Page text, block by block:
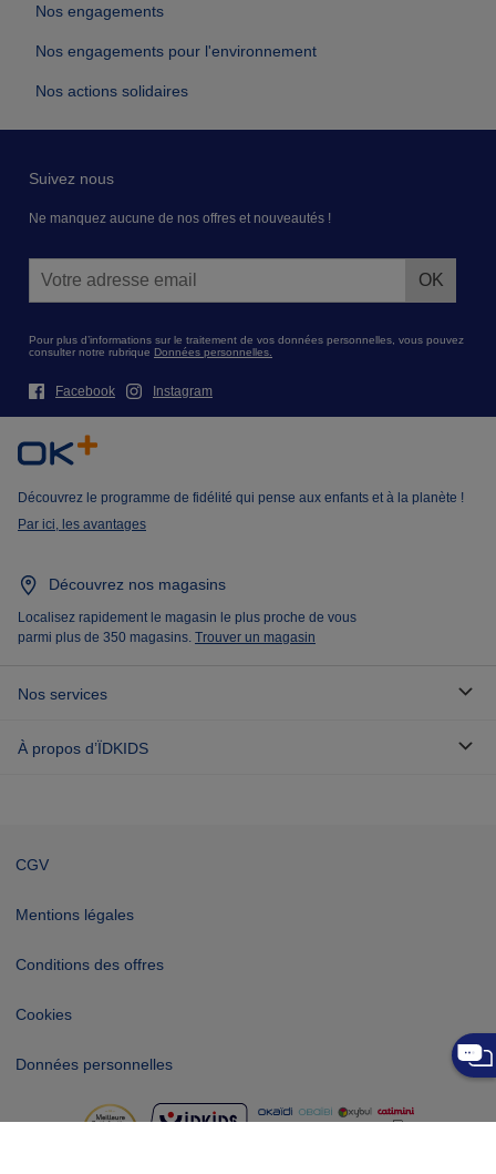
Nos engagements
Nos engagements pour l'environnement
Nos actions solidaires
Suivez nous
Ne manquez aucune de nos offres et nouveautés !
Pour plus d’informations sur le traitement de vos données personnelles, vous pouvez
consulter notre rubrique Données personnelles.
Facebook Instagram
Découvrez le programme de fidélité qui pense aux enfants et à la planète !
Par ici, les avantages
Découvrez nos magasins
Localisez rapidement le magasin le plus proche de vous
parmi plus de 350 magasins. Trouver un magasin
Nos services
À propos d’ÏDKIDS
CGV
Mentions légales
Conditions des offres
Cookies
Données personnelles